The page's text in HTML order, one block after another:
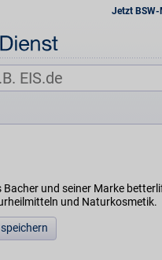
Jetzt
und seiner Marke
und Naturkosmetik.